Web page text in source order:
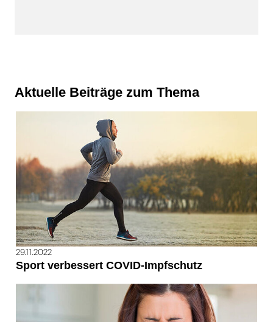
Aktuelle Beiträge zum Thema
29.11.2022
Sport verbessert COVID-Impfschutz